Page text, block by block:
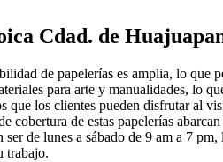
Cdad. de
de papelerías es amplia, lo que
para arte y manualidades, lo
que los clientes pueden disfrutar al
cobertura de estas papelerías
de lunes a sábado de 9 am a 7
trabajo.